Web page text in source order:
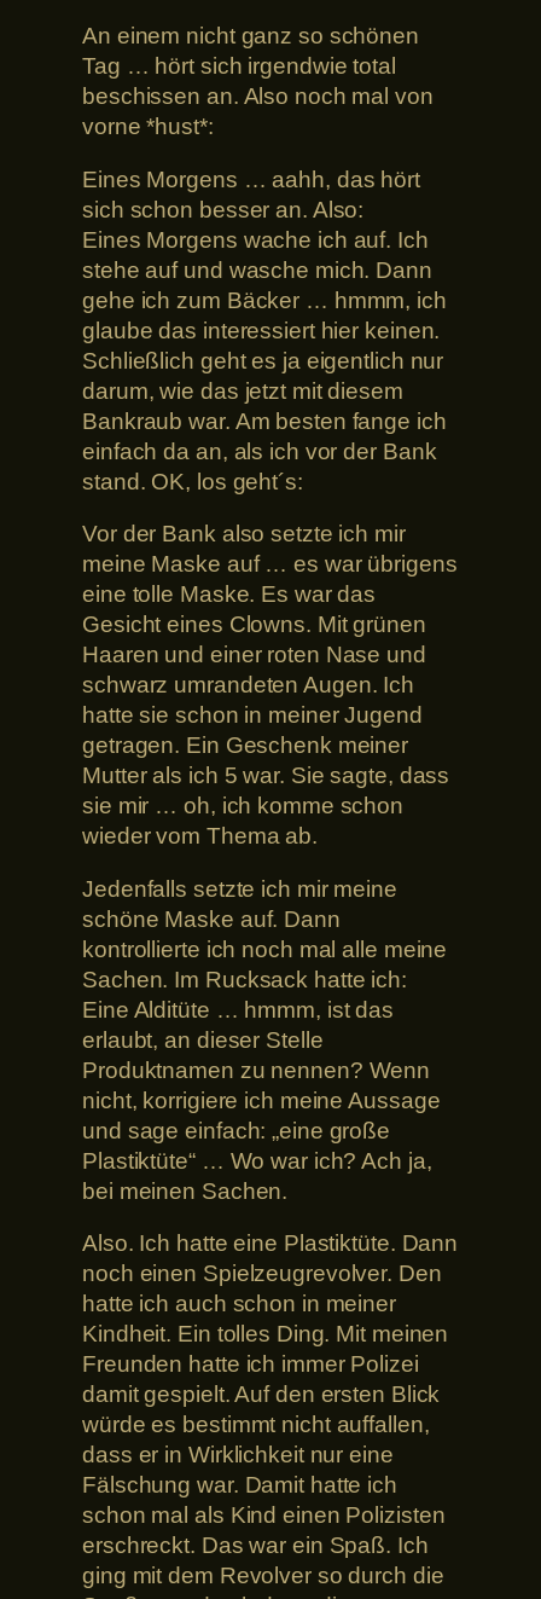
An einem nicht ganz so schönen
Tag … hört sich irgendwie total
beschissen an. Also noch mal von
vorne *hust*:
Eines Morgens … aahh, das hört
sich schon besser an. Also:
Eines Morgens wache ich auf. Ich
stehe auf und wasche mich. Dann
gehe ich zum Bäcker … hmmm, ich
glaube das interessiert hier keinen.
Schließlich geht es ja eigentlich nur
darum, wie das jetzt mit diesem
Bankraub war. Am besten fange ich
einfach da an, als ich vor der Bank
stand. OK, los geht´s:
Vor der Bank also setzte ich mir
meine Maske auf … es war übrigens
eine tolle Maske. Es war das
Gesicht eines Clowns. Mit grünen
Haaren und einer roten Nase und
schwarz umrandeten Augen. Ich
hatte sie schon in meiner Jugend
getragen. Ein Geschenk meiner
Mutter als ich 5 war. Sie sagte, dass
sie mir … oh, ich komme schon
wieder vom Thema ab.
Jedenfalls setzte ich mir meine
schöne Maske auf. Dann
kontrollierte ich noch mal alle meine
Sachen. Im Rucksack hatte ich:
Eine Alditüte … hmmm, ist das
erlaubt, an dieser Stelle
Produktnamen zu nennen? Wenn
nicht, korrigiere ich meine Aussage
und sage einfach: „eine große
Plastiktüte“ … Wo war ich? Ach ja,
bei meinen Sachen.
Also. Ich hatte eine Plastiktüte. Dann
noch einen Spielzeugrevolver. Den
hatte ich auch schon in meiner
Kindheit. Ein tolles Ding. Mit meinen
Freunden hatte ich immer Polizei
damit gespielt. Auf den ersten Blick
würde es bestimmt nicht auffallen,
dass er in Wirklichkeit nur eine
Fälschung war. Damit hatte ich
schon mal als Kind einen Polizisten
erschreckt. Das war ein Spaß. Ich
ging mit dem Revolver so durch die